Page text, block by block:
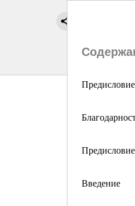
Предисловие
Введение